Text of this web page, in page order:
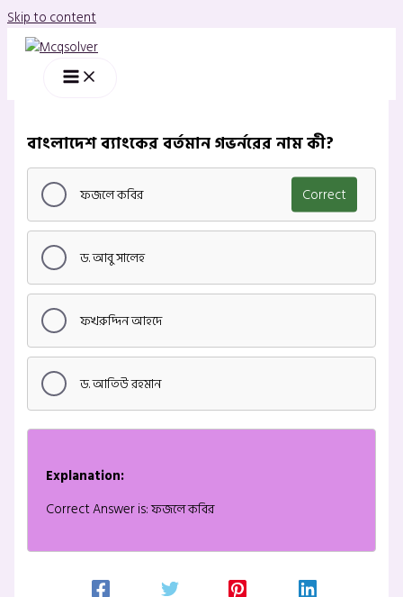
Skip to content
বাংলাদেশ ব্যাংকের বর্তমান গভর্নরের নাম কী?
ফজলে কবির Correct
ড. আবু সালেহ
ফখরুদ্দিন আহদে
ড. আতিউ রহমান
Explanation:
Correct Answer is: ফজলে কবির